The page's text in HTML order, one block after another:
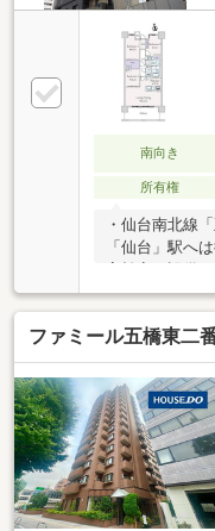
南向き
所有権
・仙台南北線
「仙台」駅へ
高効率な設備
ン。・各住戸
の会話も弾む
家具・什器等
ファミール五橋東二